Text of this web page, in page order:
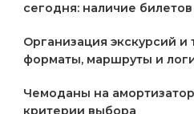
сегодня: наличие
Организация экскурсий и
форматы, маршруты и
Чемоданы на
критерии выбора